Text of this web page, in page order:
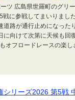
ツ 広島県世羅町のグリ
に参戦してまいりまし
道路が通行止めになった
に向けて次第に天候も
フロードレースの楽し
シリーズ2026 第5戦